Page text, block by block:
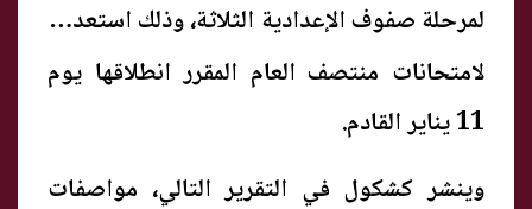
لمرحلة صفوف الإعدادية الثلاثة،وذلك استعدادا
لامتحانات منتصف العام المقرر انطلاقها يوم
11 يناير القادم.
وينشر كشكول في التقرير التالي، مواصفات